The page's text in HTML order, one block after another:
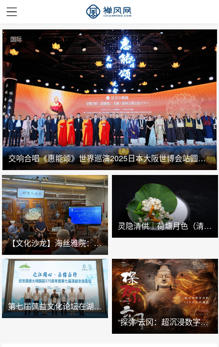
交响合唱《惠能颂》世界巡演2025日本大阪世博会站圆满成功
国际
【文化沙龙】海丝雅院：清代广州的海幢寺及外销画
灵隐清供｜​荷塘月色（清炒西湖莲子）
第七届蕅益文化论坛在湖州安吉举办
“探弥·云冈：超沉浸数字光影+XR大空间展览”预展在云冈石窟云冈美术馆启幕